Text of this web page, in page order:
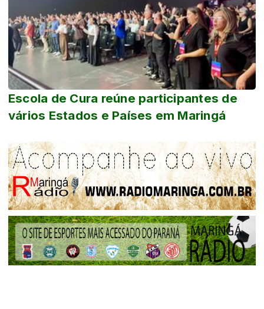
Escola de Cura reúne participantes de
vários Estados e Países em Maringá